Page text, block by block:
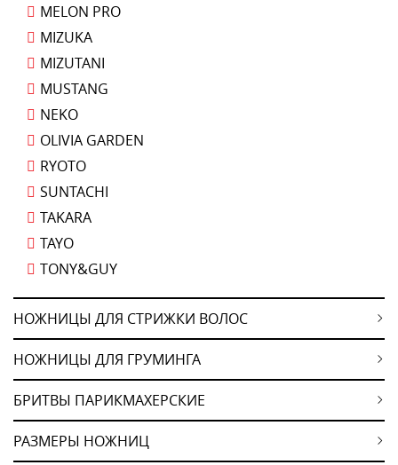
MELON PRO
MIZUKA
MIZUTANI
MUSTANG
NEKO
OLIVIA GARDEN
RYOTO
SUNTACHI
TAKARA
TAYO
TONY&GUY
НОЖНИЦЫ ДЛЯ СТРИЖКИ ВОЛОС
НОЖНИЦЫ ДЛЯ ГРУМИНГА
БРИТВЫ ПАРИКМАХЕРСКИЕ
РАЗМЕРЫ НОЖНИЦ